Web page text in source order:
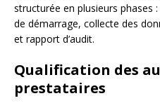
structurée en plusieurs phases
de démarrage, collecte des
et rapport d’audit.
Qualification des
prestataires